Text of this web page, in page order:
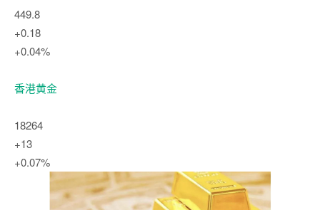
449.8
+0.18
+0.04%
香港黄金
18264
+13
+0.07%